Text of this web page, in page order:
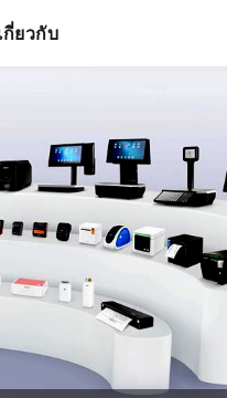
กี่ยวกับ